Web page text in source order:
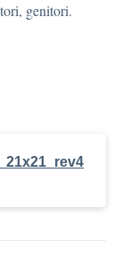
genitori.